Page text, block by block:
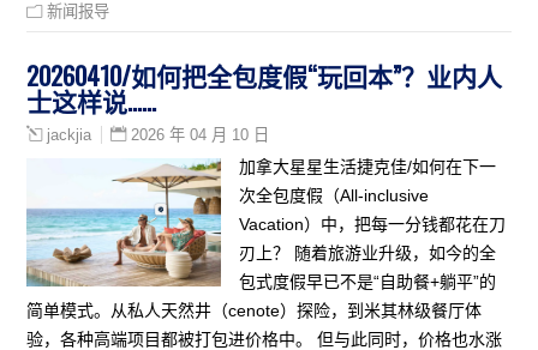
新闻报导
20260410/如何把全包度假“玩回本”？业内人
士这样说……
jackjia 2026 年 04 月 10 日
加拿大星星生活捷克佳/如何在下一
次全包度假（All-inclusive
Vacation）中，把每一分钱都花在刀
刃上？ 随着旅游业升级，如今的全
包式度假早已不是“自助餐+躺平”的
简单模式。从私人天然井（cenote）探险，到米其林级餐厅体
验，各种高端项目都被打包进价格中。 但与此同时，价格也水涨